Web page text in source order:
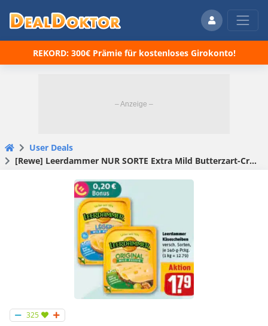
REKORD: 300€ Prämie für kostenloses Girokonto!
User Deals
[Rewe] Leerdammer NUR SORTE Extra Mild Butterzart-Cremig 130g für 0,59 Euro statt 2,89 Euro
325